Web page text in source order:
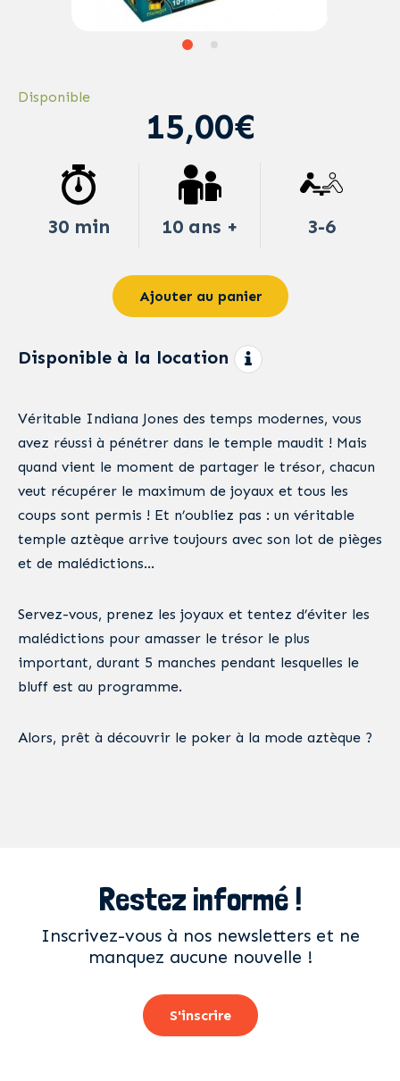
Disponible
15,00€
30 min 10 ans + 3-6
Ajouter au panier
Disponible à la location
Véritable Indiana Jones des temps modernes, vous
avez réussi à pénétrer dans le temple maudit ! Mais
quand vient le moment de partager le trésor, chacun
veut récupérer le maximum de joyaux et tous les
coups sont permis ! Et n’oubliez pas : un véritable
temple aztèque arrive toujours avec son lot de pièges
et de malédictions…
Servez-vous, prenez les joyaux et tentez d’éviter les
malédictions pour amasser le trésor le plus
important, durant 5 manches pendant lesquelles le
bluff est au programme.
Alors, prêt à découvrir le poker à la mode aztèque ?
Restez informé !
Inscrivez-vous à nos newsletters et ne
manquez aucune nouvelle !
S'inscrire